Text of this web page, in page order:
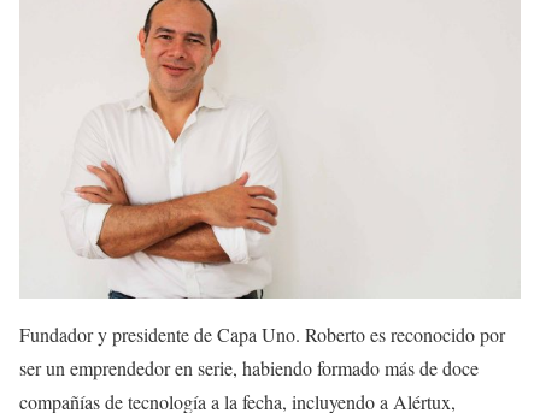
Fundador y presidente de Capa Uno. Roberto es reconocido por
ser un emprendedor en serie, habiendo formado más de doce
compañías de tecnología a la fecha, incluyendo a Alértux,